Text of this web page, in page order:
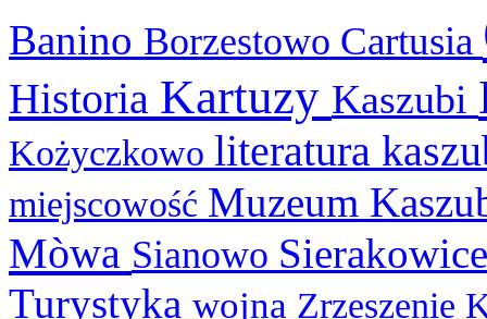
Banino Borzestowo Cartusia
Historia Kartuzy Kaszubi
Kożyczkowo literatura
miejscowość Muzeum
Mòwa Sianowo
Turystyka wojna Zrzeszenie